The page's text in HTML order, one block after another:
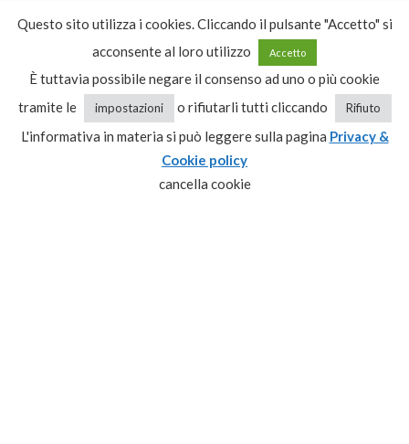
dal Lunedì al Sabato
dalle 15:30 alle 20:00
Condizioni generali di vendita
Questo sito utilizza i cookies. Cliccando il pulsante "Accetto" si
acconsente al loro utilizzo
Accetto
È tuttavia possibile negare il consenso ad uno o più cookie
tramite le
impostazioni o rifiutarli tutti cliccando Rifiuto
L'informativa in materia si può leggere sulla pagina Privacy &
Cookie policy
cancella cookie